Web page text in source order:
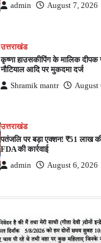
admin August 7, 2026
उत्तराखंड
कृष्णा हाउसकीपिंग के मालिक दीपक
नौटियाल आदि पर मुकदमा दर्ज
Shramik mantr August
उत्तराखंड
पतंजलि पर बड़ा एक्शन! ₹51 लाख की
FDA की कार्रवाई
admin August 6, 2026